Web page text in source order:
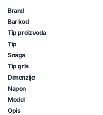
Brand
Bar kod
Tip proizvoda
Tip
Snaga
Tip grla
Dimenzije
Napon
Model
Opis